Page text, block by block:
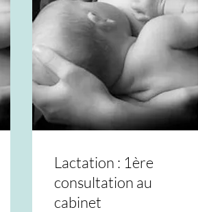
Lactation : 1ère
consultation au
cabinet